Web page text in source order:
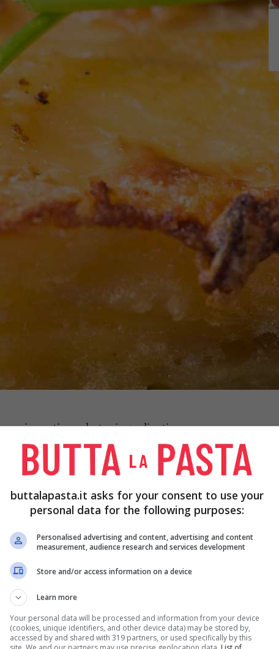
in pratica solo tre ingredienti.
il secondo estivo compatto che
MORTADELLA E
ALTRO MONDO
facendo un panino. Piuttosto è uno sformato
buttalapasta.it asks for your consent to use your
personal data for the following purposes:
Personalised advertising and content, advertising and content
measurement, audience research and services development
Store and/or access information on a device
Learn more
Your personal data will be processed and information from your device
(cookies, unique identifiers, and other device data) may be stored by,
accessed by and shared with 319 partners, or used specifically by this